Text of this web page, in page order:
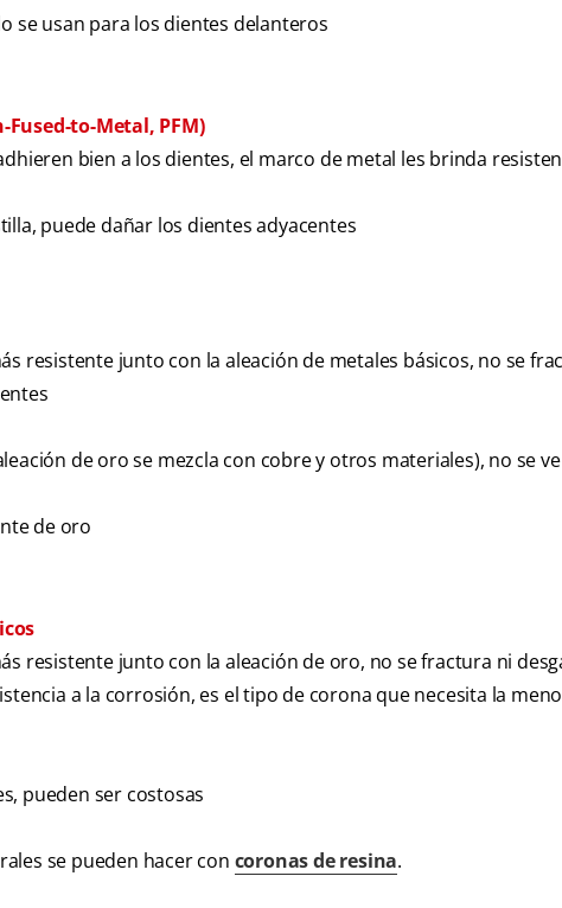
se usan para los dientes delanteros
to-Metal, PFM)
bien a los dientes, el marco de metal les brinda
puede dañar los dientes adyacentes
resistente junto con la aleación de metales básicos, no se
de oro se mezcla con cobre y otros materiales), no se
de oro
resistente junto con la aleación de oro, no se fractura ni
a la corrosión, es el tipo de corona que necesita la
pueden ser costosas
se pueden hacer con coronas de resina.